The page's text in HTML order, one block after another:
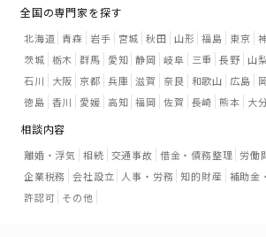
全国の専門家を探す
北海道 青森 岩手 宮城 秋田 山形 福島 東京
茨城 栃木 群馬 愛知 静岡 岐阜 三重 長野 山
石川
大阪 京都 兵庫 滋賀 奈良 和歌山 広島
徳島 香川 愛媛 高知 福岡 佐賀 長崎 熊本 大
相談内容
離婚・浮気 相続 交通事故 借金・債務整理 労働
企業税務 会社設立 人事・労務 知的財産 補助金
許認可 その他